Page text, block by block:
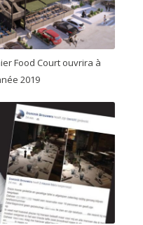
Food Court ouvrira à
2019